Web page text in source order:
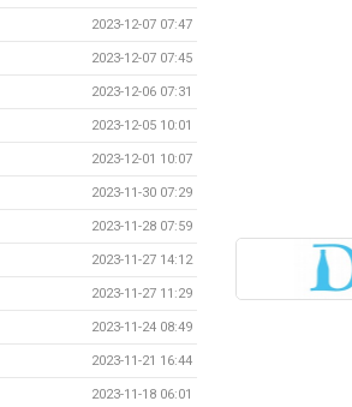
2023-12-07 07:47
2023-12-07 07:45
2023-12-06 07:31
2023-12-05 10:01
2023-12-01 10:07
2023-11-30 07:29
2023-11-28 07:59
2023-11-27 14:12
2023-11-27 11:29
2023-11-24 08:49
2023-11-21 16:44
2023-11-18 06:01